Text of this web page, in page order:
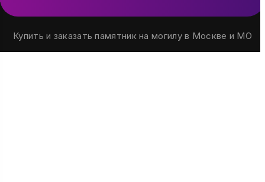
Купить и заказать памятник на могилу в Москве и МО